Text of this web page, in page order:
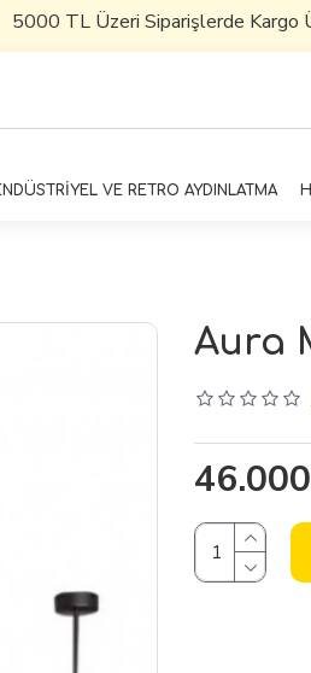
Siparişlerde Kargo
VE RETRO AYDINLATMA
Aura